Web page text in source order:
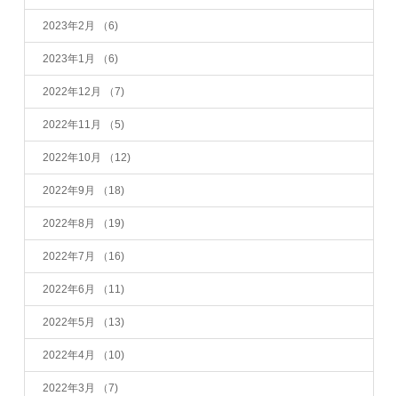
2023年2月 （6)
2023年1月 （6)
2022年12月 （7)
2022年11月 （5)
2022年10月 （12)
2022年9月 （18)
2022年8月 （19)
2022年7月 （16)
2022年6月 （11)
2022年5月 （13)
2022年4月 （10)
2022年3月 （7)